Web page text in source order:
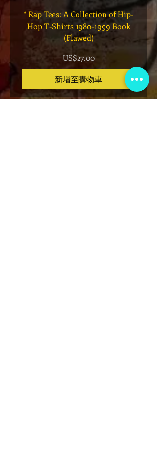
* Rap Tees: A Collection of Hip-
Hop T-Shirts 1980-1999 Book
(Flawed)
價格
US$27.00
新增至購物車
Has